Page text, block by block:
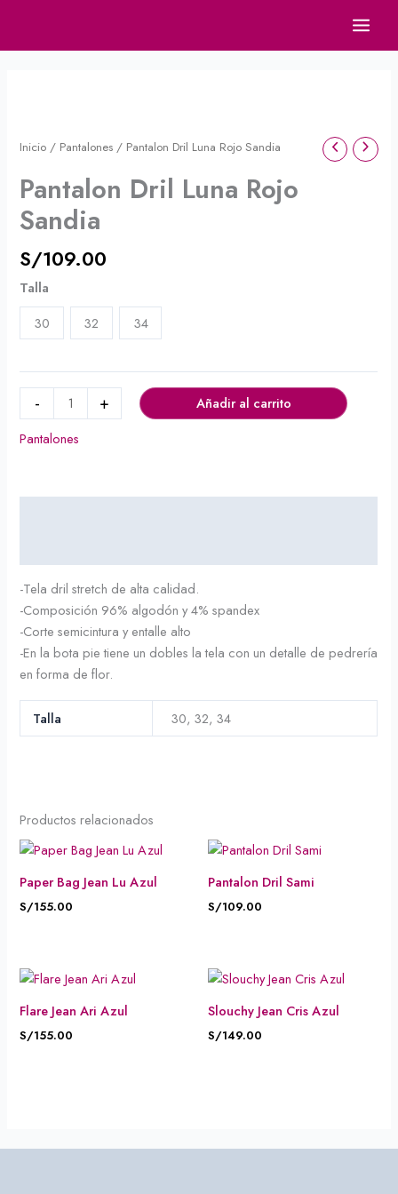
contenido
Inicio / Pantalones / Pantalon Dril Luna Rojo Sandia
Pantalon Dril Luna Rojo
Sandia
S/109.00
Talla
30
32 34
-
Luna
Sandia
+
Añadir al carrito
Pantalones
-Tela dril stretch de alta calidad.
-Composición 96% algodón y 4% spandex
-Corte semicintura y entalle alto
-En la bota pie tiene un dobles la tela con un detalle de pedrería
en forma de flor.
Talla 30, 32, 34
Productos relacionados
Paper Bag Jean Lu Azul
S/155.00
Pantalon Dril Sami
S/109.00
Flare Jean Ari Azul
S/155.00
Slouchy Jean Cris Azul
S/149.00